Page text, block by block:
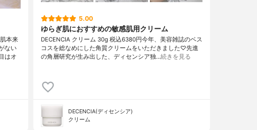
本来
ない
はオ
5.00
ゆらぎ肌におすすめの敏感肌用クリーム
DECENCIA クリーム 30g 税込6380円今年、美容雑誌のベス
コスを総なめにした角質クリームをいただきました♡先進
の角層研究が生み出した、ディセンシア独…続きを見る
DECENCIA(ディセンシア)
クリーム